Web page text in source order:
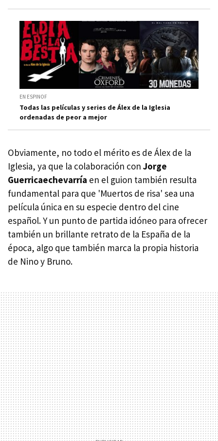
EN ESPINOF
Todas las películas y series de Álex de la Iglesia
ordenadas de peor a mejor
Obviamente, no todo el mérito es de Álex de la
Iglesia, ya que la colaboración con Jorge
Guerricaechevarría en el guion también resulta
fundamental para que 'Muertos de risa' sea una
película única en su especie dentro del cine
español. Y un punto de partida idóneo para ofrecer
también un brillante retrato de la España de la
época, algo que también marca la propia historia
de Nino y Bruno.